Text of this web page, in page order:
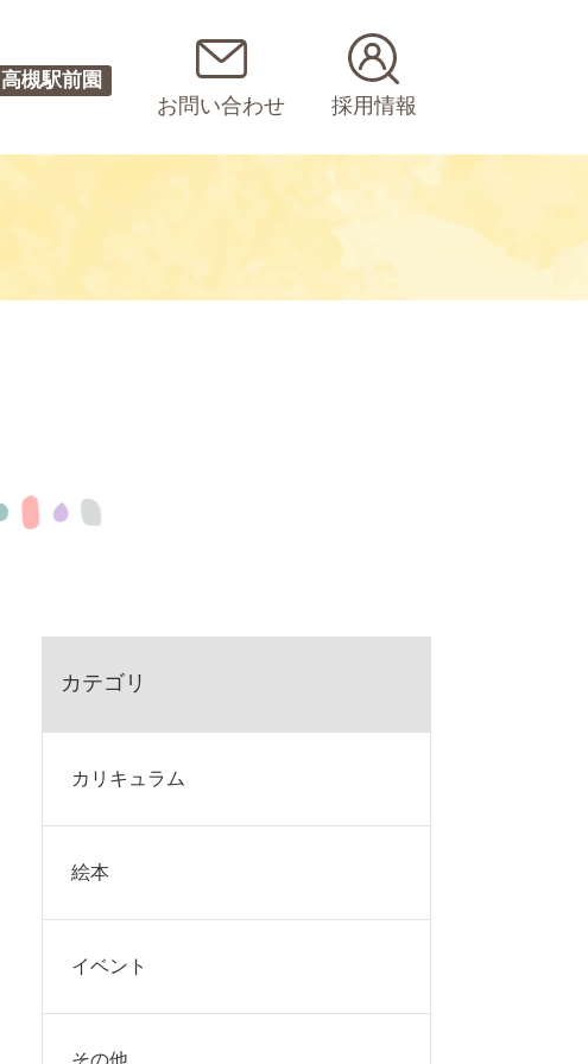
高槻駅前園
お問い合わせ 採用情報
カテゴリ
カリキュラム
絵本
イベント
その他